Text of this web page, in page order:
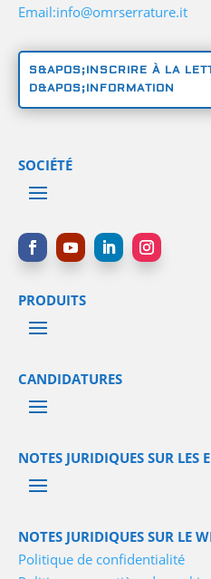
Email:info@omrserrature.it
S&APOS;INSCRIRE À LA
D&APOS;INFORMATION
SOCIÉTÉ
PRODUITS
CANDIDATURES
NOTES JURIDIQUES SUR LES
NOTES JURIDIQUES SUR LE
Politique de confidentialité